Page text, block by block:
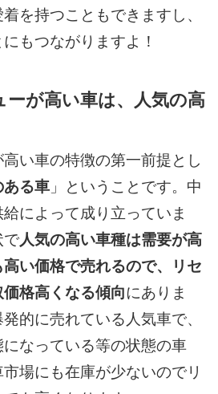
を持つこともできますし、
もつながりますよ！
ーが高い車は、人気の高
い車の特徴の第一前提とし
ある車」ということです。中
によって成り立っていま
で人気の高い車種は需要が高
高い価格で売れるので、リセ
格高くなる傾向にありま
的に売れている人気車で、
なっている等の状態の車
場にも在庫が少ないのでリ